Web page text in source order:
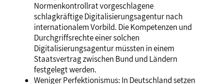
Normenkontrollrat vorgeschlagene
schlagkräftige Digitalisierungsagentur nach
internationalem Vorbild. Die Kompetenzen und
Durchgriffsrechte einer solchen
Digitalisierungsagentur müssten in einem
Staatsvertrag zwischen Bund und Ländern
festgelegt werden.
Weniger Perfektionismus: In Deutschland setzen